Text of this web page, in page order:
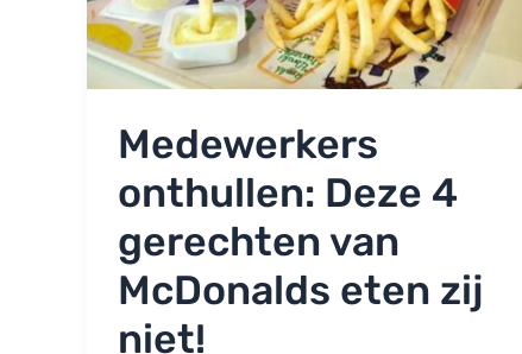
Medewerkers
onthullen: Deze 4
gerechten van
McDonalds eten zij
niet!